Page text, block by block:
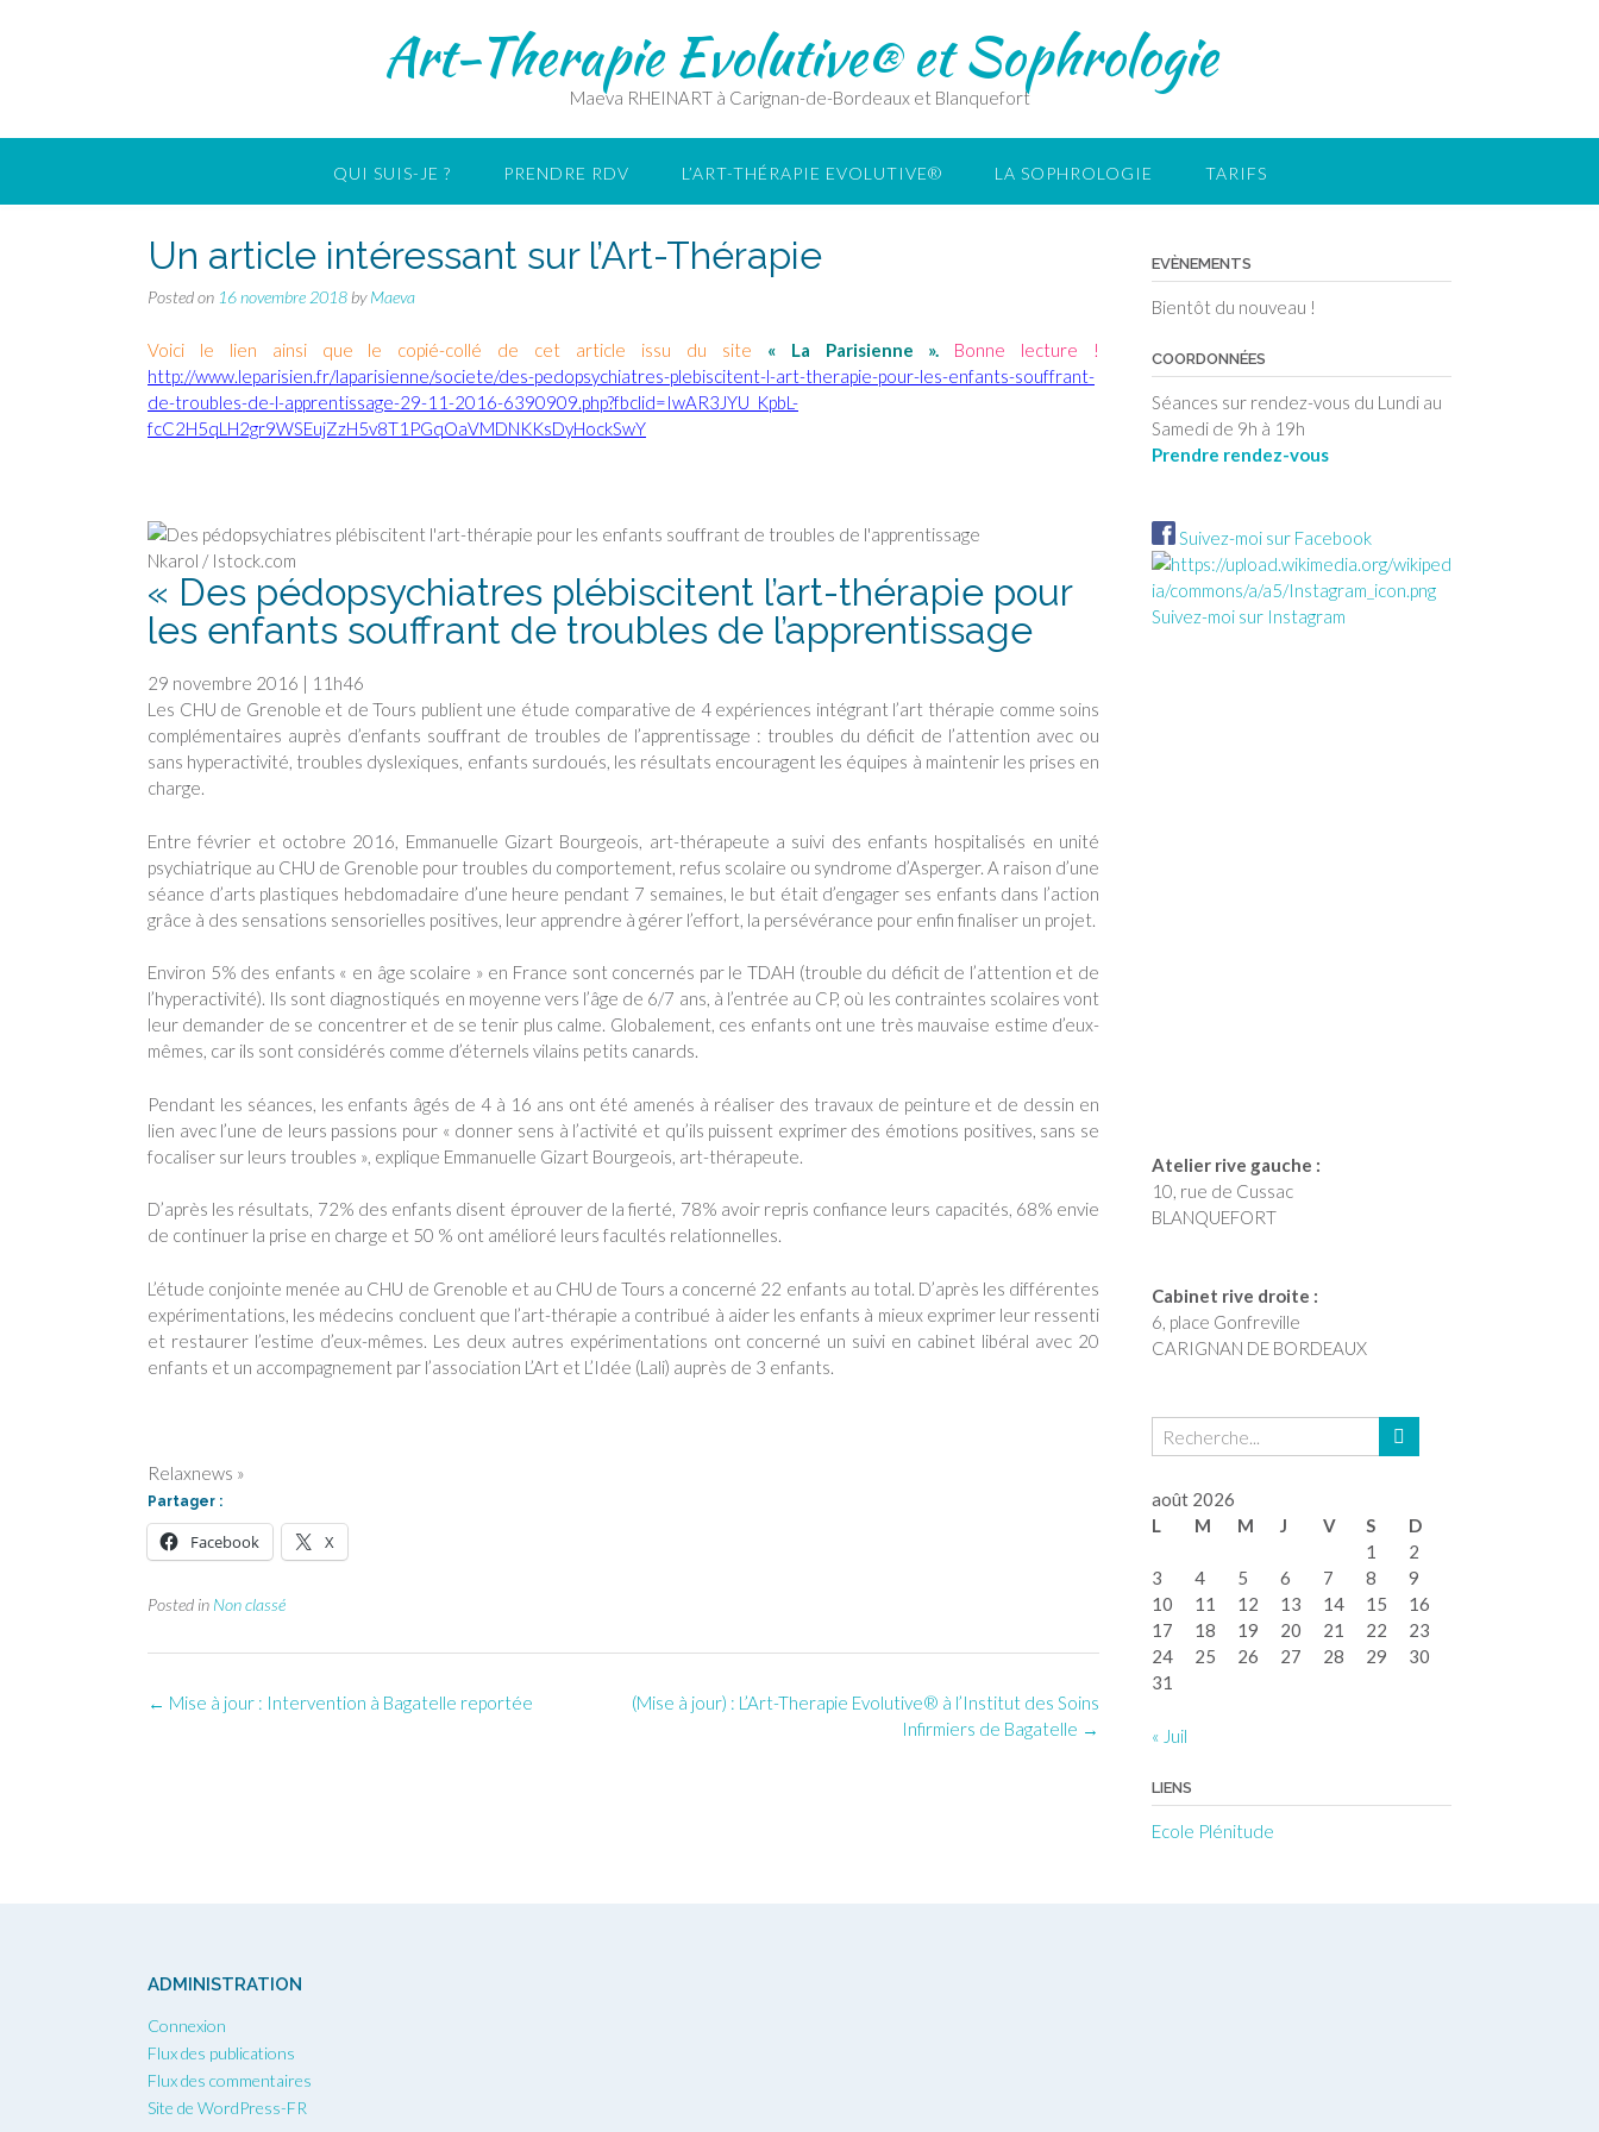
Art-Therapie Evolutive® et Sophrologie
Maeva RHEINART à Carignan-de-Bordeaux et Blanquefort
QUI SUIS-JE ? PRENDRE RDV L’ART-THÉRAPIE EVOLUTIVE® LA SOPHROLOGIE TARIFS
Un article intéressant sur l’Art-Thérapie
Posted on 16 novembre 2018 byMaeva
Voici le lien ainsi que le copié-collé de cet article issu du site « La Parisienne ».
Bonne lecture !
http://www.leparisien.fr/laparisienne/societe/des-pedopsychiatres-plebiscitent-l-art-therapie-pour-les-enfants-souffrant-
de-troubles-de-l-apprentissage-29-11-2016-6390909.php?fbclid=IwAR3JYU_KpbL-
fcC2H5qLH2gr9WSEujZzH5v8T1PGqOaVMDNKKsDyHockSwY
Nkarol / Istock.com
« Des pédopsychiatres plébiscitent l’art-thérapie pour
les enfants souffrant de troubles de l’apprentissage
29 novembre 2016 | 11h46
Les CHU de Grenoble et de Tours publient une étude comparative de 4 expériences intégrant l’art thérapie comme soins
complémentaires auprès d’enfants souffrant de troubles de l’apprentissage : troubles du déficit de l’attention avec ou
sans hyperactivité, troubles dyslexiques, enfants surdoués, les résultats encouragent les équipes à maintenir les prises en
charge.
Entre février et octobre 2016, Emmanuelle Gizart Bourgeois, art-thérapeute a suivi des enfants hospitalisés en unité
psychiatrique au CHU de Grenoble pour troubles du comportement, refus scolaire ou syndrome d’Asperger. A raison d’une
séance d’arts plastiques hebdomadaire d’une heure pendant 7 semaines, le but était d’engager ses enfants dans l’action
grâce à des sensations sensorielles positives, leur apprendre à gérer l’effort, la persévérance pour enfin finaliser un projet.
Environ 5% des enfants « en âge scolaire » en France sont concernés par le TDAH (trouble du déficit de l’attention et de
l’hyperactivité). Ils sont diagnostiqués en moyenne vers l’âge de 6/7 ans, à l’entrée au CP, où les contraintes scolaires vont
leur demander de se concentrer et de se tenir plus calme. Globalement, ces enfants ont une très mauvaise estime d’eux-
mêmes, car ils sont considérés comme d’éternels vilains petits canards.
Pendant les séances, les enfants âgés de 4 à 16 ans ont été amenés à réaliser des travaux de peinture et de dessin en
lien avec l’une de leurs passions pour « donner sens à l’activité et qu’ils puissent exprimer des émotions positives, sans se
focaliser sur leurs troubles », explique Emmanuelle Gizart Bourgeois, art-thérapeute.
D’après les résultats, 72% des enfants disent éprouver de la fierté, 78% avoir repris confiance leurs capacités, 68% envie
de continuer la prise en charge et 50 % ont amélioré leurs facultés relationnelles.
L’étude conjointe menée au CHU de Grenoble et au CHU de Tours a concerné 22 enfants au total. D’après les différentes
expérimentations, les médecins concluent que l’art-thérapie a contribué à aider les enfants à mieux exprimer leur ressenti
et restaurer l’estime d’eux-mêmes. Les deux autres expérimentations ont concerné un suivi en cabinet libéral avec 20
enfants et un accompagnement par l’association L’Art et L’Idée (Lali) auprès de 3 enfants.
Relaxnews »
Partager :
Facebook X
Posted in Non classé
Post
(Mise à jour) : L’Art-Therapie Evolutive® à l’Institut des Soins
Infirmiers de Bagatelle →
← Mise à jour : Intervention à Bagatelle reportée
EVÈNEMENTS
Bientôt du nouveau !
COORDONNÉES
Séances sur rendez-vous du Lundi au
Samedi de 9h à 19h
Prendre rendez-vous
Suivez-moi sur Facebook
Suivez-moi sur Instagram
Atelier rive gauche :
10, rue de Cussac
BLANQUEFORT
Cabinet rive droite :
6, place Gonfreville
CARIGNAN DE BORDEAUX
août 2026
L
M M J V S
D
1
2
3
4 5 6 7 8
9
10
11 12 13 14 15
16
17
18 19 20 21 22
23
24
25 26 27 28 29
30
31
« Juil
LIENS
Ecole Plénitude
ADMINISTRATION
Connexion
Flux des publications
Flux des commentaires
Site de WordPress-FR